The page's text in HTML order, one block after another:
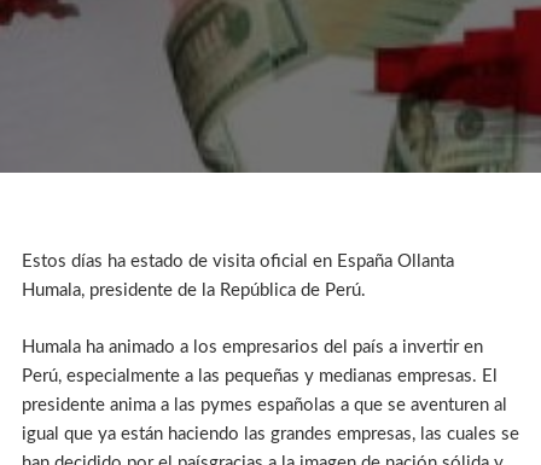
Estos días ha estado de visita oficial en España Ollanta
Humala, presidente de la República de Perú.
Humala ha animado a los empresarios del país a invertir en
Perú, especialmente a las pequeñas y medianas empresas. El
presidente anima a las pymes españolas a que se aventuren al
igual que ya están haciendo las grandes empresas, las cuales se